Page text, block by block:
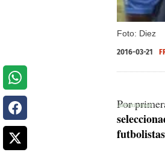
Foto: Diez
2016-03-21
Por